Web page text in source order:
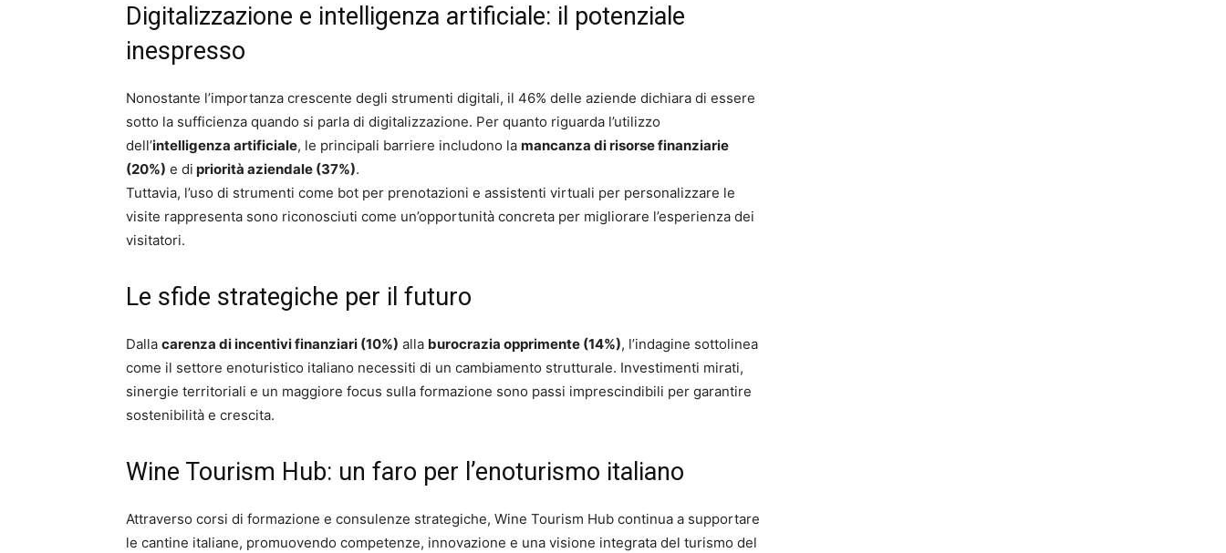
Digitalizzazione e intelligenza artificiale: il potenziale
inespresso
Nonostante l’importanza crescente degli strumenti digitali, il 46% delle aziende dichiara di essere
sotto la sufficienza quando si parla di digitalizzazione. Per quanto riguarda l’utilizzo
dell’intelligenza artificiale, le principali barriere includono la mancanza di risorse finanziarie
(20%) e di priorità aziendale (37%).
Tuttavia, l’uso di strumenti come bot per prenotazioni e assistenti virtuali per personalizzare le
visite rappresenta sono riconosciuti come un’opportunità concreta per migliorare l’esperienza dei
visitatori.
Le sfide strategiche per il futuro
Dalla carenza di incentivi finanziari (10%) alla burocrazia opprimente (14%), l’indagine sottolinea
come il settore enoturistico italiano necessiti di un cambiamento strutturale. Investimenti mirati,
sinergie territoriali e un maggiore focus sulla formazione sono passi imprescindibili per garantire
sostenibilità e crescita.
Wine Tourism Hub: un faro per l’enoturismo italiano
Attraverso corsi di formazione e consulenze strategiche, Wine Tourism Hub continua a supportare
le cantine italiane, promuovendo competenze, innovazione e una visione integrata del turismo del